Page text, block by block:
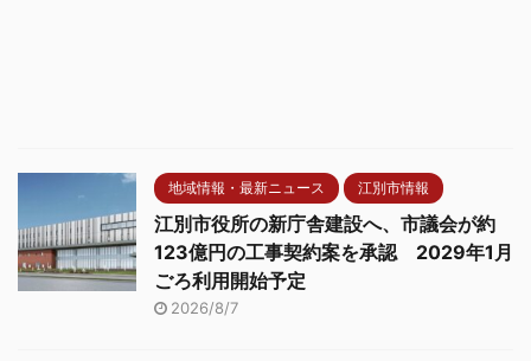
地域情報・最新ニュース 江別市情報
江別市役所の新庁舎建設へ、市議会が約
123億円の工事契約案を承認 2029年1月
ごろ利用開始予定
2026/8/7